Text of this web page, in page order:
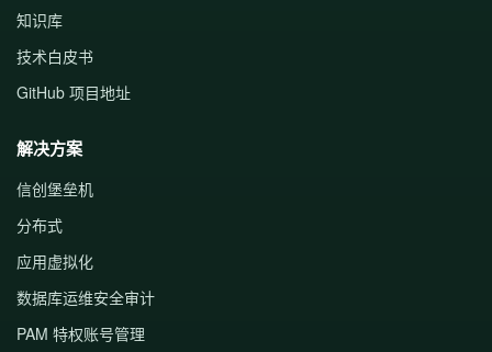
知识库
技术白皮书
GitHub 项目地址
解决方案
信创堡垒机
分布式
应用虚拟化
数据库运维安全审计
PAM 特权账号管理